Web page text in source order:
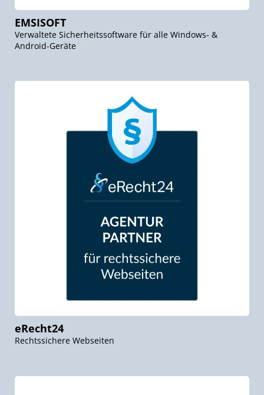
EMSISOFT
Verwaltete Sicherheitssoftware für alle Windows- &
Android-Geräte
eRecht24
Rechtssichere Webseiten